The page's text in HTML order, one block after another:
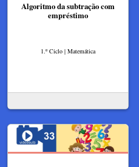
Algoritmo da subtração com
empréstimo​
1.º Ciclo | Matemática